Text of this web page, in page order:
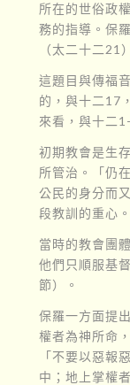
所在的世俗政
務的指導。保
（太二十二21
這題目與傳福
的，與十二17
來看，與十二
初期教會是生
所管治。「仍
公民的身分而
段教訓的重心。
當時的教會團
他們只順服基
節）。
保羅一方面提
權者為神所命
「不要以惡報
中；地上掌權